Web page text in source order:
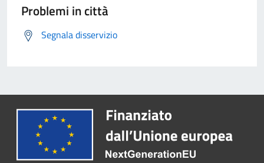
Problemi in città
Segnala disservizio